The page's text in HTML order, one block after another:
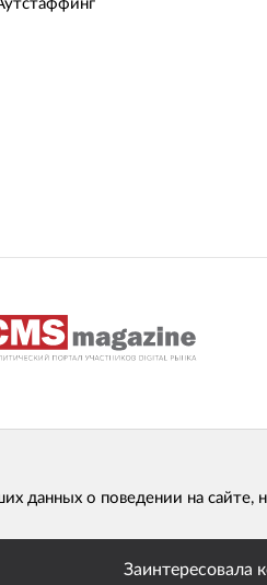
Заинтересовала
данных о поведении на